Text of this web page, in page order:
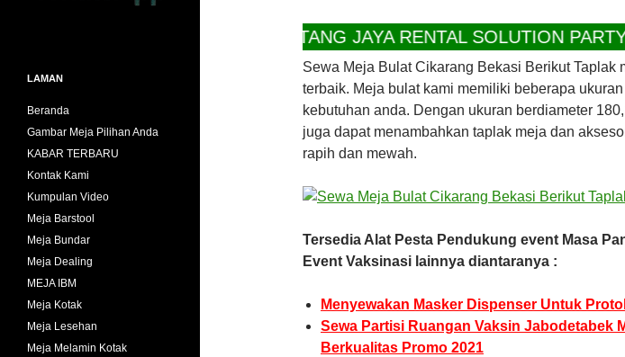
CV BINTANG JAYA RENTAL SOLUTION PARTY
Sewa Meja Bulat Cikarang Bekasi Berikut Taplak
terbaik. Meja bulat kami memiliki beberapa
kebutuhan anda. Dengan ukuran berdiameter
juga dapat menambahkan taplak meja dan
rapih dan mewah.
Tersedia Alat Pesta Pendukung event Masa
Event Vaksinasi lainnya diantaranya :
Menyewakan Masker Dispenser Untuk
Sewa Partisi Ruangan Vaksin Jabodetabek
Berkualitas Promo 2021
LAMAN
Beranda
Gambar Meja Pilihan Anda
KABAR TERBARU
Kontak Kami
Kumpulan Video
Meja Barstool
Meja Bundar
Meja Dealing
MEJA IBM
Meja Kotak
Meja Lesehan
Meja Melamin Kotak